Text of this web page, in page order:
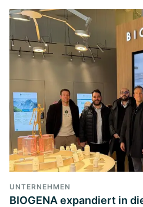
UNTERNEHMEN
BIOGENA expandiert in